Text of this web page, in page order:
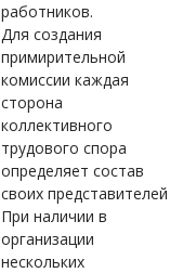
работников.
Для создания
примирительной
комиссии каждая
сторона
коллективного
трудового спора
определяет состав
своих представителей.
При наличии в
организации
нескольких